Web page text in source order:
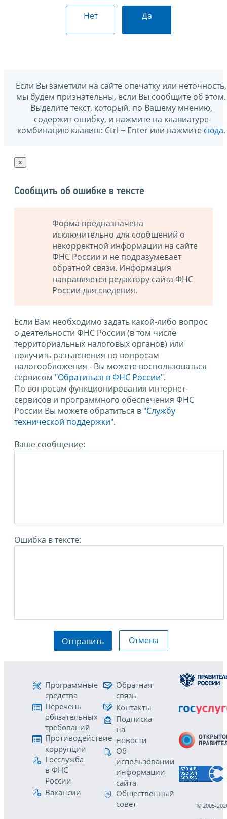
Нет Да
Если Вы заметили на сайте опечатку или неточность,
мы будем признательны, если Вы сообщите об этом.
Выделите текст, который, по Вашему мнению,
содержит ошибку, и нажмите на клавиатуре
комбинацию клавиш: Ctrl + Enter или нажмите сюда.
×
Сообщить об ошибке в тексте
Форма предназначена
исключительно для сообщений о
некорректной информации на сайте
ФНС России и не подразумевает
обратной связи. Информация
направляется редактору сайта ФНС
России для сведения.
Если Вам необходимо задать какой-либо вопрос
о деятельности ФНС России (в том числе
территориальных налоговых органов) или
получить разъяснения по вопросам
налогообложения - Вы можете воспользоваться
сервисом "Обратиться в ФНС России".
По вопросам функционирования интернет-
сервисов и программного обеспечения ФНС
России Вы можете обратиться в "Службу
технической поддержки".
Ваше сообщение:
Ошибка в тексте:
Отправить Отмена
Программные
средства
Перечень
обязательных
требований
Противодействие
коррупции
Госслужба
в ФНС
России
Вакансии
Обратная
связь
Контакты
Подписка
на
новости
Об
использовании
информации
сайта
Общественный
совет
© 2005-